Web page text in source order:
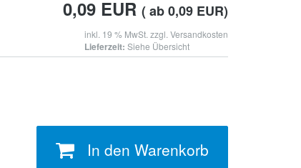
0,09 EUR ( ab 0,09 EUR)
inkl. 19 % MwSt. zzgl. Versandkosten
Lieferzeit: Siehe Übersicht
In den Warenkorb